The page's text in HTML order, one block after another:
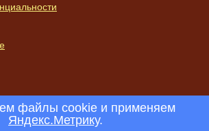
файлы cookie и применяем
Яндекс.Метрику.